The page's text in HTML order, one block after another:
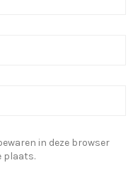
in deze browser
plaats.